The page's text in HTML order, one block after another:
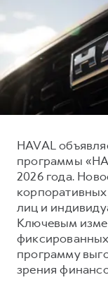
DARGO
от 3 199 000 ₽
F7
от 2 899 000 ₽
Тест-драйв
Трейд-ин
КРЕДИТ И
Кредитный
Кредит
Для малого
Крупным
Нулевое ТО
Программа
Регламенты
Электронный
GWM
Гарантия
Мобильное
Программа
Руководства
О дилере
Наша команда
Контакты
HAVAL
программы
2026 года.
лиц и
Ключевым
программу
зрения